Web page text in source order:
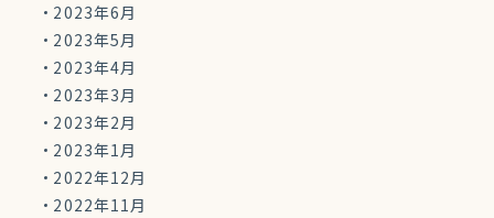
2023年6月
2023年5月
2023年4月
2023年3月
2023年2月
2023年1月
2022年12月
2022年11月